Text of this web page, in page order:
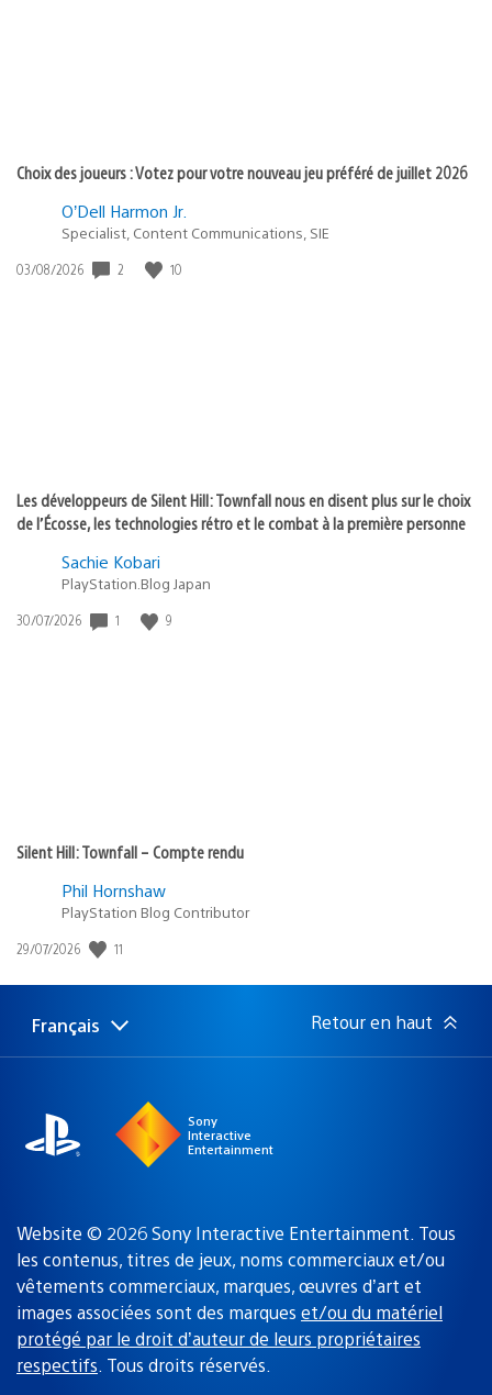
Choix des joueurs : Votez pour votre nouveau jeu préféré de juillet 2026
O’Dell Harmon Jr.
Specialist, Content Communications, SIE
Date
03/08/2026 2 10
Les développeurs de Silent Hill: Townfall nous en disent plus sur le choix
de l’Écosse, les technologies rétro et le combat à la première personne
Sachie Kobari
PlayStation.Blog Japan
Date
30/07/2026 1 9
Silent Hill: Townfall – Compte rendu
Phil Hornshaw
PlayStation Blog Contributor
Date
publication
29/07/2026 11
Choisir
une
Région
actuelle
Français Retour en haut
Sony
Interactive
Entertainment
Website © 2026 Sony Interactive Entertainment. Tous
les contenus, titres de jeux, noms commerciaux et/ou
vêtements commerciaux, marques, œuvres d’art et
images associées sont des marques et/ou du matériel
protégé par le droit d’auteur de leurs propriétaires
respectifs. Tous droits réservés.